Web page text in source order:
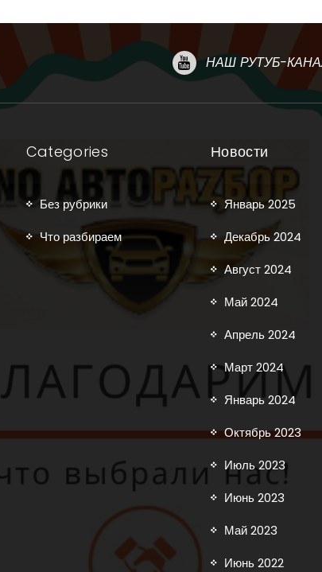
НАШ РУТУБ-
Categories
Без рубрики
Что разбираем
Новости
Январь 2025
Декабрь 2024
Август 2024
Май 2024
Апрель 2024
Март 2024
Январь 2024
Октябрь 2023
Июль 2023
Июнь 2023
Май 2023
Июнь 2022